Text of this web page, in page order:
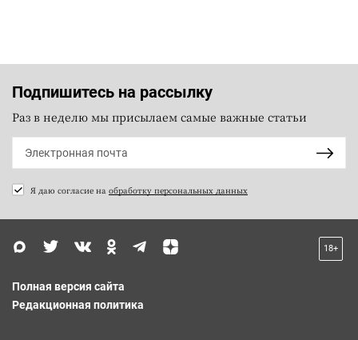
Подпишитесь на рассылку
Раз в неделю мы присылаем самые важные статьи
Я даю согласие на обработку персональных данных
18+
Полная версия сайта
Редакционная политика